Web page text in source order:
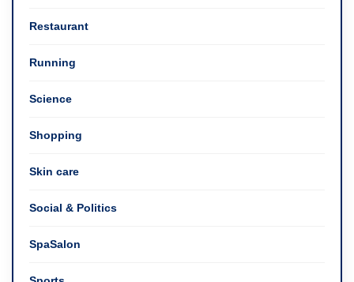
Restaurant
Running
Science
Shopping
Skin care
Social & Politics
SpaSalon